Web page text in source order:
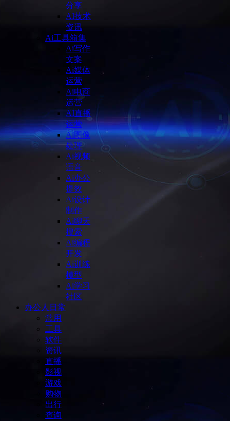
分享
AI技术
资讯
Ai工具箱集
Ai写作
文案
Ai媒体
运营
Ai电商
运营
AI直播
运营
Ai图像
处理
Ai视频
语音
Ai办公
提效
Ai设计
制作
Ai聊天
搜索
Ai编程
开发
Ai训练
模型
Ai学习
社区
办公人日常
常用
工具
软件
资讯
直播
影视
游戏
购物
出行
查询